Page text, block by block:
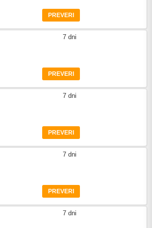
PREVERI
7 dni
PREVERI
7 dni
PREVERI
7 dni
PREVERI
7 dni